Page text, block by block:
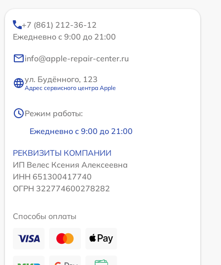
+7 (861) 212-36-12
Ежедневно с 9:00 до 21:00
info@apple-repair-center.ru
ул. Будённого, 123
Адрес сервисного центра Apple
Режим работы:
Ежедневно с 9:00 до 21:00
РЕКВИЗИТЫ КОМПАНИИ
ИП Велес Ксения Алексеевна
ИНН 651300417740
ОГРН 322774600278282
Способы оплаты